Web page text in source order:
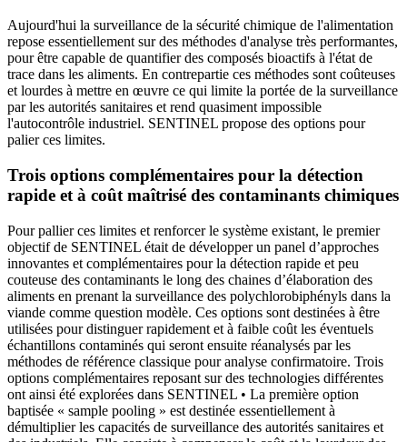
Aujourd'hui la surveillance de la sécurité chimique de l'alimentation
repose essentiellement sur des méthodes d'analyse très performantes,
pour être capable de quantifier des composés bioactifs à l'état de
trace dans les aliments. En contrepartie ces méthodes sont coûteuses
et lourdes à mettre en œuvre ce qui limite la portée de la surveillance
par les autorités sanitaires et rend quasiment impossible
l'autocontrôle industriel. SENTINEL propose des options pour
palier ces limites.
Trois options complémentaires pour la détection
rapide et à coût maîtrisé des contaminants chimiques
Pour pallier ces limites et renforcer le système existant, le premier
objectif de SENTINEL était de développer un panel d’approches
innovantes et complémentaires pour la détection rapide et peu
couteuse des contaminants le long des chaines d’élaboration des
aliments en prenant la surveillance des polychlorobiphényls dans la
viande comme question modèle. Ces options sont destinées à être
utilisées pour distinguer rapidement et à faible coût les éventuels
échantillons contaminés qui seront ensuite réanalysés par les
méthodes de référence classique pour analyse confirmatoire. Trois
options complémentaires reposant sur des technologies différentes
ont ainsi été explorées dans SENTINEL • La première option
baptisée « sample pooling » est destinée essentiellement à
démultiplier les capacités de surveillance des autorités sanitaires et